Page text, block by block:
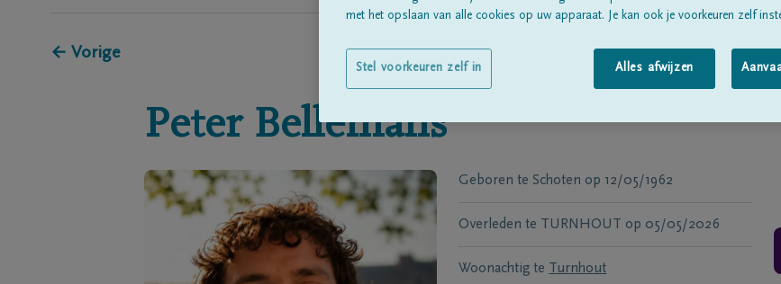
← Vorige
Peter Bellemans
Geboren te Schoten op 12/05/1962
Overleden te TURNHOUT op 05/05/2026
Woonachtig te Turnhout
met het opslaan van alle cookies op uw apparaat. Je kan ook je voorkeuren zelf
Alles afwijzen
Stel voorkeuren zelf in